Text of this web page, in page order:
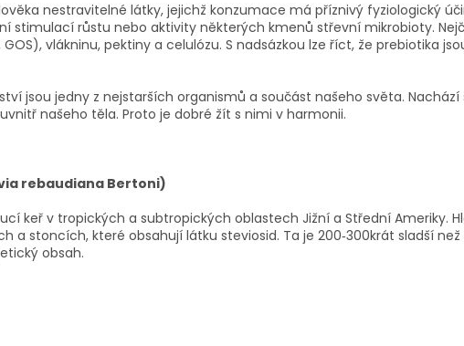
nestravitelné látky, jejichž konzumace má příznivý fyziologický
stimulací růstu nebo aktivity některých kmenů střevní mikrobioty.
GOS), vlákninu, pektiny a celulózu. S nadsázkou lze říct, že prebiotika
jsou jedny z nejstarších organismů a součást našeho světa. Nachází
našeho těla. Proto je dobré žít s nimi v harmonii.
rebaudiana Bertoni)
keř v tropických a subtropických oblastech Jižní a Střední Ameriky.
a stoncích, které obsahují látku steviosid. Ta je 200‑300krát sladší
obsah.